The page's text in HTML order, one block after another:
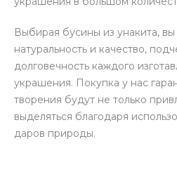
Выбирая бусины из унакита, вы
натуральность и качество,
долговечность каждого
украшения. Покупка у нас
творения будут не только
выделяться благодаря
даров природы.